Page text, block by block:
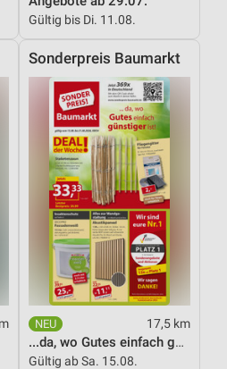
Gültig bis Di. 11.08.
Sonderpreis Baumarkt
17,5 km
...da, wo Gutes einfach günstiger ist!
Gültig ab Sa. 15.08.